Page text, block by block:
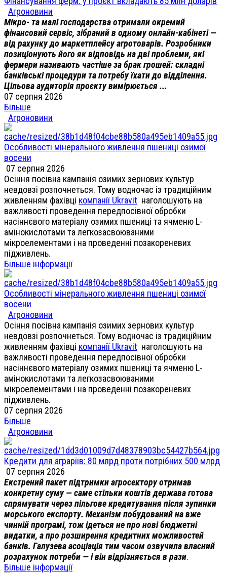
Агроновини
Мікро- та малі господарства отримали окремий
фінансовий сервіс, зібраний в одному онлайн-кабінеті —
від рахунку до маркетплейсу агротоварів. Розробники
позиціонують його як відповідь на дві проблеми, які
фермери називають частіше за брак грошей: складні
банківські процедури та потребу їхати до відділення.
Цільова аудиторія проєкту вимірюється ...
07 серпня 2026
Більше
Агроновини
Особливості мінерального живлення пшениці озимої
восени
07 серпня 2026
Осіння посівна кампанія озимих зернових культур
невдовзі розпочнеться. Тому водночас із традиційним
живленням фахівці компанії Ukravit наголошують на
важливості проведення передпосівної обробки
насіннєвого матеріалу озимих пшениці та ячменю L-
амінокислотами та легкозасвоюваними
мікроелементами і на проведенні позакореневих
підживлень.
Більше інформації
Особливості мінерального живлення пшениці озимої
восени
Агроновини
Осіння посівна кампанія озимих зернових культур
невдовзі розпочнеться. Тому водночас із традиційним
живленням фахівці компанії Ukravit наголошують на
важливості проведення передпосівної обробки
насіннєвого матеріалу озимих пшениці та ячменю L-
амінокислотами та легкозасвоюваними
мікроелементами і на проведенні позакореневих
підживлень.
07 серпня 2026
Більше
Агроновини
Кредити для аграріїв: 80 млрд проти потрібних 500 млрд
07 серпня 2026
Екстрений пакет підтримки агросектору отримав
конкретну суму — саме стільки коштів держава готова
спрямувати через пільгове кредитування після зупинки
морського експорту. Механізм побудований на вже
чинній програмі, тож ідеться не про нові бюджетні
видатки, а про розширення кредитних можливостей
банків. Галузева асоціація тим часом озвучила власний
розрахунок потреби — і він відрізняється в рази.
Більше інформації